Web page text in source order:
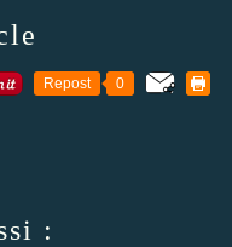
Repost 0
: